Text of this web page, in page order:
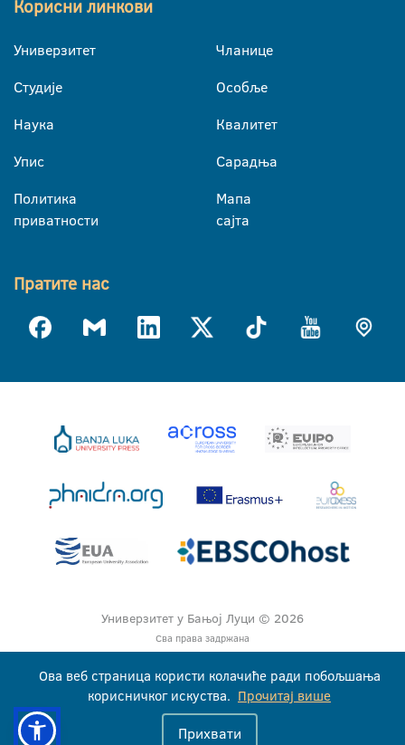
Корисни линкови
Универзитет
Студије
Наука
Упис
Политика
приватности
Чланице
Особље
Квалитет
Сарадња
Мапа
сајта
Пратите нас
Универзитет у Бањој Луци © 2026
Сва права задржана
Ова веб страница користи колачиће ради побољшања
корисничког искуства. Прочитај више
Прихвати